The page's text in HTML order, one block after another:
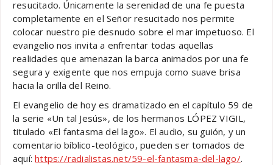
resucitado. Únicamente la serenidad de una fe puesta
completamente en el Señor resucitado nos permite
colocar nuestro pie desnudo sobre el mar impetuoso. El
evangelio nos invita a enfrentar todas aquellas
realidades que amenazan la barca animados por una fe
segura y exigente que nos empuja como suave brisa
hacia la orilla del Reino.
El evangelio de hoy es dramatizado en el capítulo 59 de
la serie «Un tal Jesús», de los hermanos LÓPEZ VIGIL,
titulado «El fantasma del lago». El audio, su guión, y un
comentario bíblico-teológico, pueden ser tomados de
aquí:https://radialistas.net/59-el-fantasma-del-lago/.